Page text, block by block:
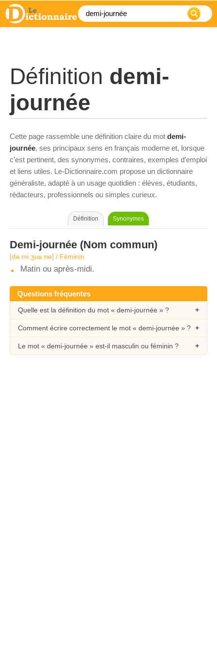
Définition demi-
journée
Cette page rassemble une définition claire du mot demi-
journée, ses principaux sens en français moderne et, lorsque
c’est pertinent, des synonymes, contraires, exemples d’emploi
et liens utiles. Le-Dictionnaire.com propose un dictionnaire
généraliste, adapté à un usage quotidien : élèves, étudiants,
rédacteurs, professionnels ou simples curieux.
Définition Synonymes
Demi-journée (Nom commun)
[də.mi.ʒuʁ.ne] / Féminin
Matin ou après-midi.
Questions fréquentes
Quelle est la définition du mot « demi-journée » ?
Comment écrire correctement le mot « demi-journée » ?
Le mot « demi-journée » est-il masculin ou féminin ?